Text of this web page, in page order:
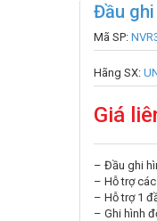
Đầu ghi
Mã SP:
Hãng SX:
Giá
– Đầu ghi
– Hỗ trợ
– Hỗ trợ 1
– Ghi hình